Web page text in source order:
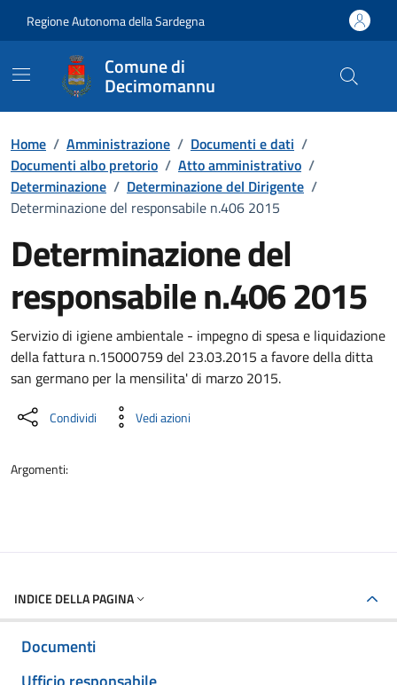
Regione Autonoma della Sardegna
Comune di
Decimomannu
Home / Amministrazione / Documenti e dati /
Documenti albo pretorio / Atto amministrativo /
Determinazione / Determinazione del Dirigente /
Determinazione del responsabile n.406 2015
Determinazione del
responsabile n.406 2015
Dettaglio del documento
Servizio di igiene ambientale - impegno di spesa e liquidazione
della fattura n.15000759 del 23.03.2015 a favore della ditta
san germano per la mensilita' di marzo 2015.
Condividi Vedi azioni
Argomenti:
INDICE DELLA PAGINA
Documenti